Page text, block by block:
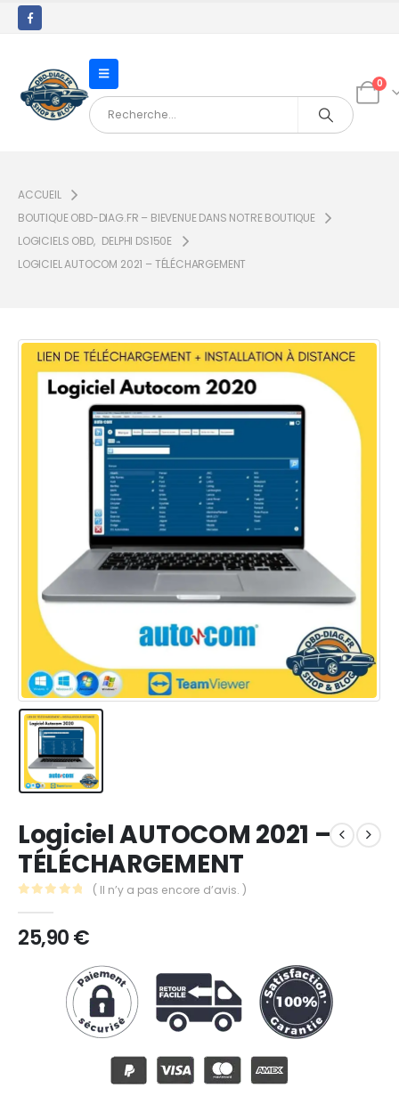
0
ACCUEIL
BOUTIQUE OBD-DIAG.FR – BIEVENUE DANS NOTRE BOUTIQUE
LOGICIELS OBD, DELPHI DS150E
LOGICIEL AUTOCOM 2021 – TÉLÉCHARGEMENT
Logiciel AUTOCOM 2021 –
TÉLÉCHARGEMENT
( Il n’y a pas encore d’avis. )
25,90€